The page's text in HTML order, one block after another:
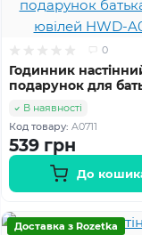
0
Годинник настінний,
подарунок для
подарунок батькам
ювілей HWD-A0711
В наявності
Код товару: A0711
539 грн
До
Доставка з Rozetka